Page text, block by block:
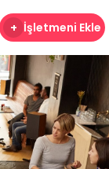
+ İşletmeni Ekle